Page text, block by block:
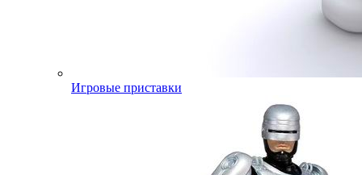
Игровые приставки